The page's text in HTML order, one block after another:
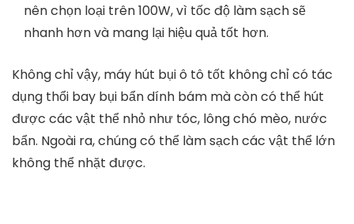
nên chọn loại trên 100W, vì tốc độ làm sạch sẽ
nhanh hơn và mang lại hiệu quả tốt hơn.
Không chỉ vậy, máy hút bụi ô tô tốt không chỉ có tác
dụng thổi bay bụi bẩn dính bám mà còn có thể hút
được các vật thể nhỏ như tóc, lông chó mèo, nước
bẩn. Ngoài ra, chúng có thể làm sạch các vật thể lớn
không thể nhặt được.